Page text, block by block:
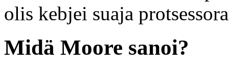
olis kebjei suaja
Midä Moore sanoi?